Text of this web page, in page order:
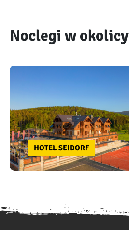
Noclegi w okolicy
HOTEL SEIDORF